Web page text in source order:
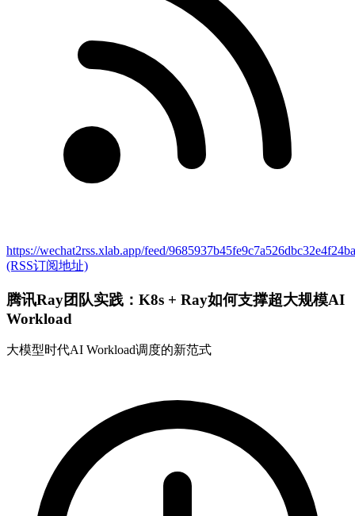
https://wechat2rss.xlab.app/feed/
(RSS订阅地址)
腾讯Ray团队实践：K8s + Ray如何支撑超大规模AI
Workload
大模型时代AI Workload调度的新范式